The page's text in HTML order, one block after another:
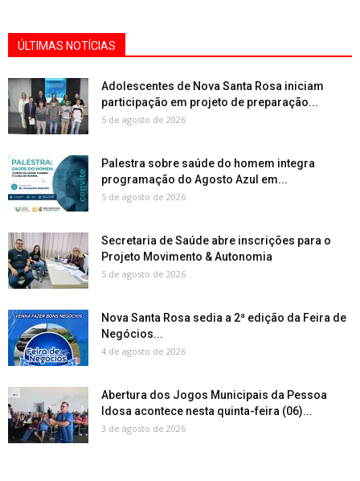
ÚLTIMAS NOTÍCIAS
Adolescentes de Nova Santa Rosa iniciam
participação em projeto de preparação...
5 de agosto de 2026
Palestra sobre saúde do homem integra
programação do Agosto Azul em...
5 de agosto de 2026
Secretaria de Saúde abre inscrições para o
Projeto Movimento & Autonomia
5 de agosto de 2026
Nova Santa Rosa sedia a 2ª edição da Feira de
Negócios...
4 de agosto de 2026
Abertura dos Jogos Municipais da Pessoa
Idosa acontece nesta quinta-feira (06)...
3 de agosto de 2026